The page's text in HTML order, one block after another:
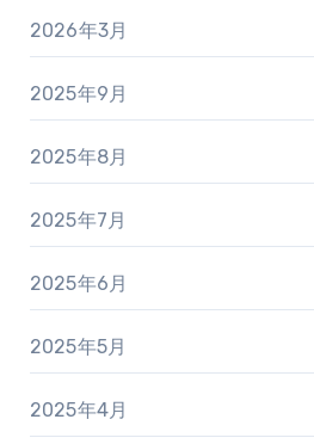
2026年3月
2025年9月
2025年8月
2025年7月
2025年6月
2025年5月
2025年4月